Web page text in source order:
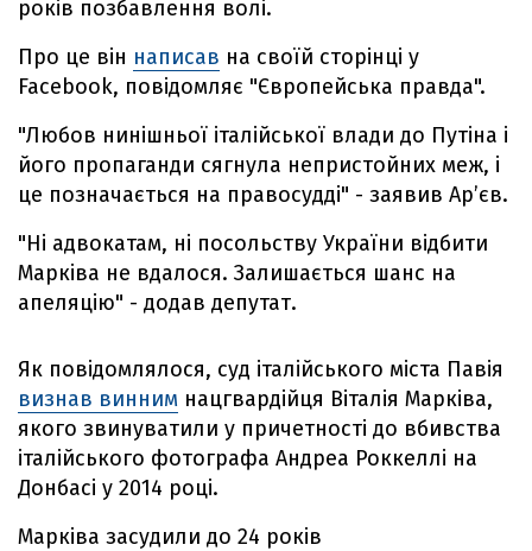
років позбавлення волі.
Про це він написав на своїй сторінці у
Facebook, повідомляє "Європейська правда".
"Любов нинішньої італійської влади до Путіна і
його пропаганди сягнула непристойних меж, і
це позначається на правосудді" - заявив Ар’єв.
"Ні адвокатам, ні посольству України відбити
Марківа не вдалося. Залишається шанс на
апеляцію" - додав депутат.
Як повідомлялося, суд італійського міста Павія
визнав винним нацгвардійця Віталія Марківа,
якого звинуватили у причетності до вбивства
італійського фотографа Андреа Роккеллі на
Донбасі у 2014 році.
Марківа засудили до 24 років